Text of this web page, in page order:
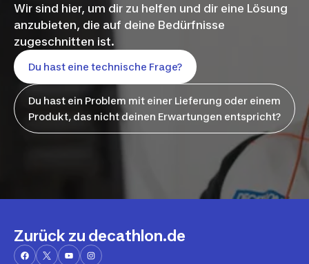
Wir sind hier, um dir zu helfen und dir eine Lösung
anzubieten, die auf deine Bedürfnisse
zugeschnitten ist.
Du hast eine technische Frage?
Du hast ein Problem mit einer Lieferung oder einem
Produkt, das nicht deinen Erwartungen entspricht?
Zurück zu decathlon.de